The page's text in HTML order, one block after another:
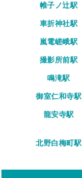
帷子ノ辻駅
車折神社駅
嵐電嵯峨駅
撮影所前駅
鳴滝駅
御室仁和寺駅
龍安寺駅
北野白梅町駅